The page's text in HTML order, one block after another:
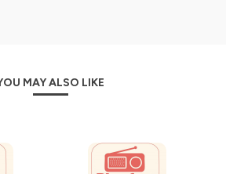
MAY ALSO LIKE